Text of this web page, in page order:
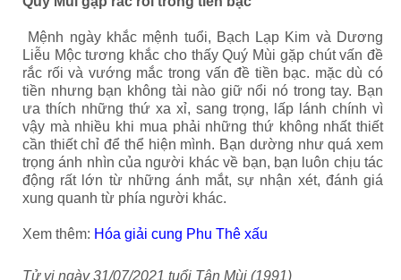
Mệnh ngày khắc mệnh tuổi, Bạch Lạp Kim và Dương
Liễu Mộc tương khắc cho thấy Quý Mùi gặp chút vấn đề
rắc rối và vướng mắc trong vấn đề tiền bạc. mặc dù có
tiền nhưng bạn không tài nào giữ nổi nó trong tay. Bạn
ưa thích những thứ xa xỉ, sang trọng, lấp lánh chính vì
vậy mà nhiều khi mua phải những thứ không nhất thiết
cần thiết chỉ để thể hiện mình. Bạn dường như quá xem
trọng ánh nhìn của người khác về bạn, bạn luôn chịu tác
động rất lớn từ những ánh mắt, sự nhận xét, đánh giá
xung quanh từ phía người khác.
Xem thêm: Hóa giải cung Phu Thê xấu
Tử vi ngày 31/07/2021 tuổi Tân Mùi (1991)